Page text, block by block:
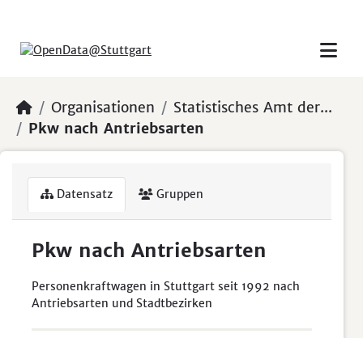
Organisationen
Statistisches Amt der...
Pkw nach Antriebsarten
Datensatz Gruppen
Pkw nach Antriebsarten
Personenkraftwagen in Stuttgart seit 1992 nach
Antriebsarten und Stadtbezirken